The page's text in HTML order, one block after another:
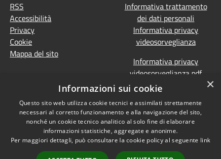
RSS
Accessibilità
Privacy
Cookie
Mappa del sito
Informativa trattamento
dei dati personali
Informativa privacy
videosorveglianza
Informativa privacy
videosorveglianza pdf
Dichiarazione di
Obiettivi accessibilità
Prevenzione della
corruzione - Segnalazione
di illeciti(Whistleblowing)
Statistiche Web
×
Informazioni sui cookie
Questo sito web utilizza cookie tecnici e assimilati strettamente
necessari al corretto funzionamento e alla navigazione del sito,
nonché un cookie tecnico analitico al solo fine di elaborare
informazioni statistiche, aggregate e anonime.
Per maggiori dettagli, può consultare la cookie policy al seguente link